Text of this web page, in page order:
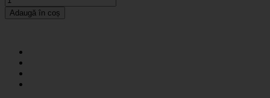
Adaugă în coș